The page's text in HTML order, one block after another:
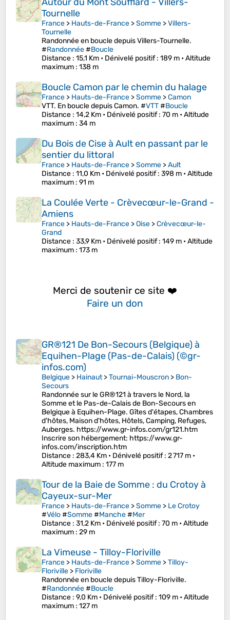
Tournelle
France > Hauts-de-France >Somme >Villers-
Tournelle
Randonnée en boucle depuis Villers-Tournelle.
#Randonnée#Boucle
Distance : 15,1 Km • Dénivelé positif: 189 m •Altitude
maximum : 138 m
Boucle Camon par le chemin du halage
France > Hauts-de-France >Somme >Camon
VTT. En boucle depuis Camon. #VTT#Boucle
Distance : 14,2 Km • Dénivelé positif: 70 m •Altitude
maximum : 34 m
Du Bois de Cise à Ault en passant par le
sentier du littoral
France > Hauts-de-France >Somme >Ault
Distance : 11,0 Km • Dénivelé positif: 398 m •Altitude
maximum : 91 m
La Coulée Verte - Crèvecœur-le-Grand -
Amiens
France > Hauts-de-France >Oise >Crèvecœur-le-
Grand
Distance : 33,9 Km • Dénivelé positif: 149 m •Altitude
maximum : 173 m
Merci de soutenir ce site ❤️
Faire un don
GR®121 De Bon-Secours (Belgique) à
Equihen-Plage (Pas-de-Calais) (©gr-
infos.com)
Belgique > Hainaut>Tournai-Mouscron > Bon-
Secours
Randonnée sur le GR®121 à travers le Nord, la
Somme et le Pas-de-Calais de Bon-Secours en
Belgique à Equihen-Plage. Gîtes d'étapes, Chambres
d'hôtes, Maison d'hôtes, Hôtels, Camping, Refuges,
Auberges. https://www.gr-infos.com/gr121.htm
Inscrire son hébergement: https://www.gr-
infos.com/inscription.htm
Distance : 283,4 Km • Dénivelé positif: 2 717 m •
Altitude maximum : 177 m
Tour de la Baie de Somme : du Crotoy à
Cayeux-sur-Mer
France > Hauts-de-France >Somme > Le Crotoy
#Vélo#Somme#Manche#Mer
Distance : 31,2 Km • Dénivelé positif: 70 m •Altitude
maximum : 29 m
La Vimeuse - Tilloy-Floriville
France > Hauts-de-France >Somme >Tilloy-
Floriville > Floriville
Randonnée en boucle depuis Tilloy-Floriville.
#Randonnée#Boucle
Distance : 9,0 Km • Dénivelé positif: 109 m •Altitude
maximum : 127 m